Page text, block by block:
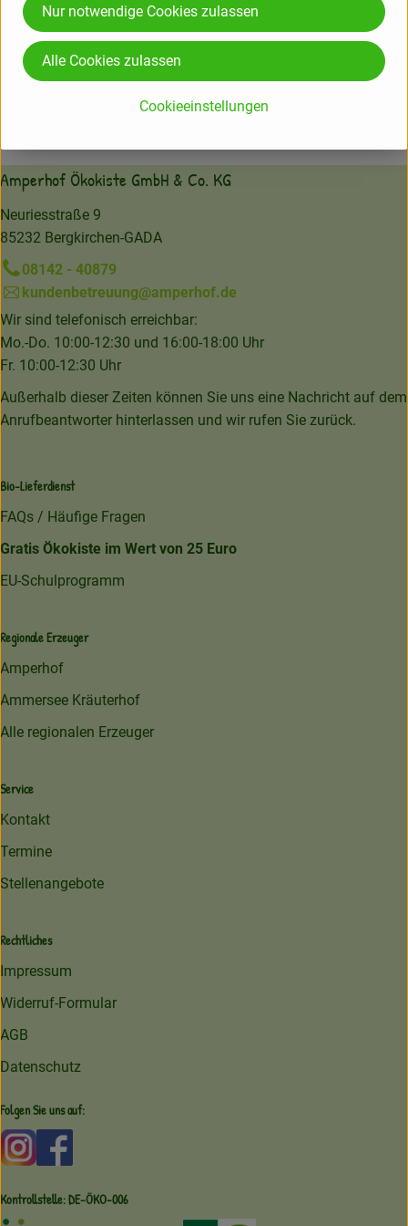
Herkunft
Amperhof Ökokiste GmbH & Co. KG
Neuriesstraße 9
85232 Bergkirchen-GADA
08142 - 40879
kundenbetreuung@amperhof.de
Wir sind telefonisch erreichbar:
Mo.-Do. 10:00-12:30 und 16:00-18:00 Uhr
Fr. 10:00-12:30 Uhr
Außerhalb dieser Zeiten können Sie uns eine Nachricht auf dem
Anrufbeantworter hinterlassen und wir rufen Sie zurück.
Bio-Lieferdienst
FAQs / Häufige Fragen
Gratis Ökokiste im Wert von 25 Euro
EU-Schulprogramm
Regionale Erzeuger
Amperhof
Ammersee Kräuterhof
Alle regionalen Erzeuger
Service
Kontakt
Termine
Stellenangebote
Rechtliches
Impressum
Widerruf-Formular
AGB
Datenschutz
Folgen Sie uns auf:
Externer Link zu https://www.instagram.com/
Kontrollstelle: DE-ÖKO-006
Cookieeinstellungen
Nur notwendige Cookies zulassen
Alle Cookies zulassen